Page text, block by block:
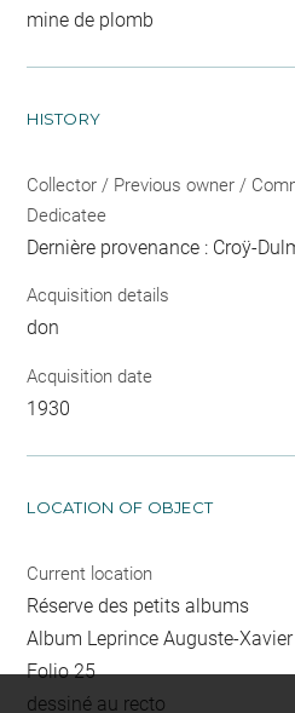
mine de plomb
HISTORY
Collector / Previous owner /
Dedicatee
Dernière provenance : Croÿ-
Acquisition details
don
Acquisition date
1930
LOCATION OF OBJECT
Current location
Réserve des petits albums
Album Leprince Auguste-
Folio 25
dessiné au recto